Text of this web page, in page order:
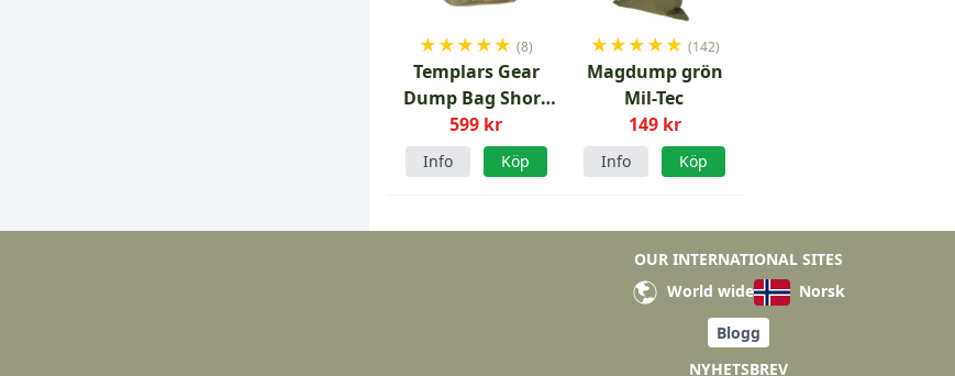
★★★★★ (8)
Templars Gear
Dump Bag Short
Ranger green
599 kr
Info Köp
★★★★★ (142)
Magdump grön
Mil-Tec
149 kr
Info Köp
OUR INTERNATIONAL SITES
World wide
Norsk
Blogg
NYHETSBREV